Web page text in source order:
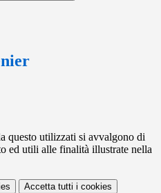
questo utilizzati si avvalgono di
ed utili alle finalità illustrate nella
Accetta tutti i cookies